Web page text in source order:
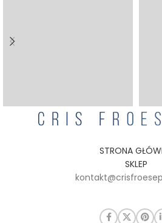
STRONA
SKLEP